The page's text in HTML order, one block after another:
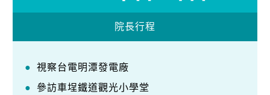
院長行程
視察台電明潭發電廠
參訪車埕鐵道觀光小學堂